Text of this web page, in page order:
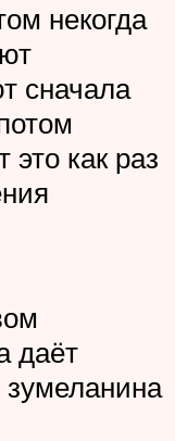
некогда
сначала
как раз
даёт
зумеланина